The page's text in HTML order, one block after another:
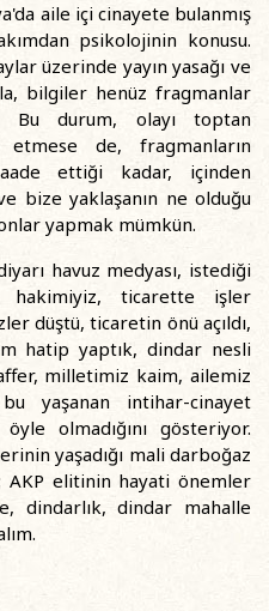
aile içi cinayete bulanmış
psikolojinin konusu.
üzerinde yayın yasağı ve
bilgiler henüz fragmanlar
durum, olayı toptan
etmese de, fragmanların
ettiği kadar, içinden
bize yaklaşanın ne olduğu
yapmak mümkün.
havuz medyası, istediği
hakimiyiz, ticarette işler
düştü, ticaretin önü açıldı,
hatip yaptık, dindar nesli
milletimiz kaim, ailemiz
yaşanan intihar-cinayet
olmadığını gösteriyor.
yaşadığı mali darboğaz
AKP elitinin hayati önemler
dindarlık, dindar mahalle